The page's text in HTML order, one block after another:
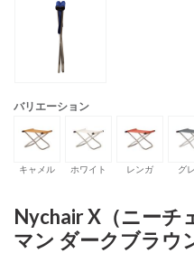
バリエーション
キャメル ホワイト レンガ グ
Nychair X（ニーチ
マン ダークブラウ